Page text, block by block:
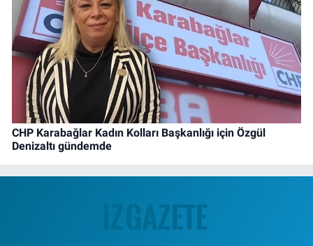
CHP Karabağlar Kadın Kolları Başkanlığı için Özgül
Denizaltı gündemde